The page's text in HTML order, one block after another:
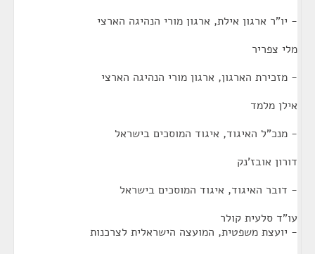
- יו"ר ארגון אילת, ארגון מורי הנהיגה הארצי
מלי צפריר
- מזכירת הארגון, ארגון מורי הנהיגה הארצי
אילן מלמד
- מנכ"ל האיגוד, איגוד המוסכים בישראל
דורון אובז'נק
- דובר האיגוד, איגוד המוסכים בישראל
עו"ד סלעית קולר
- יועצת משפטית, המועצה הישראלית לצרכנות